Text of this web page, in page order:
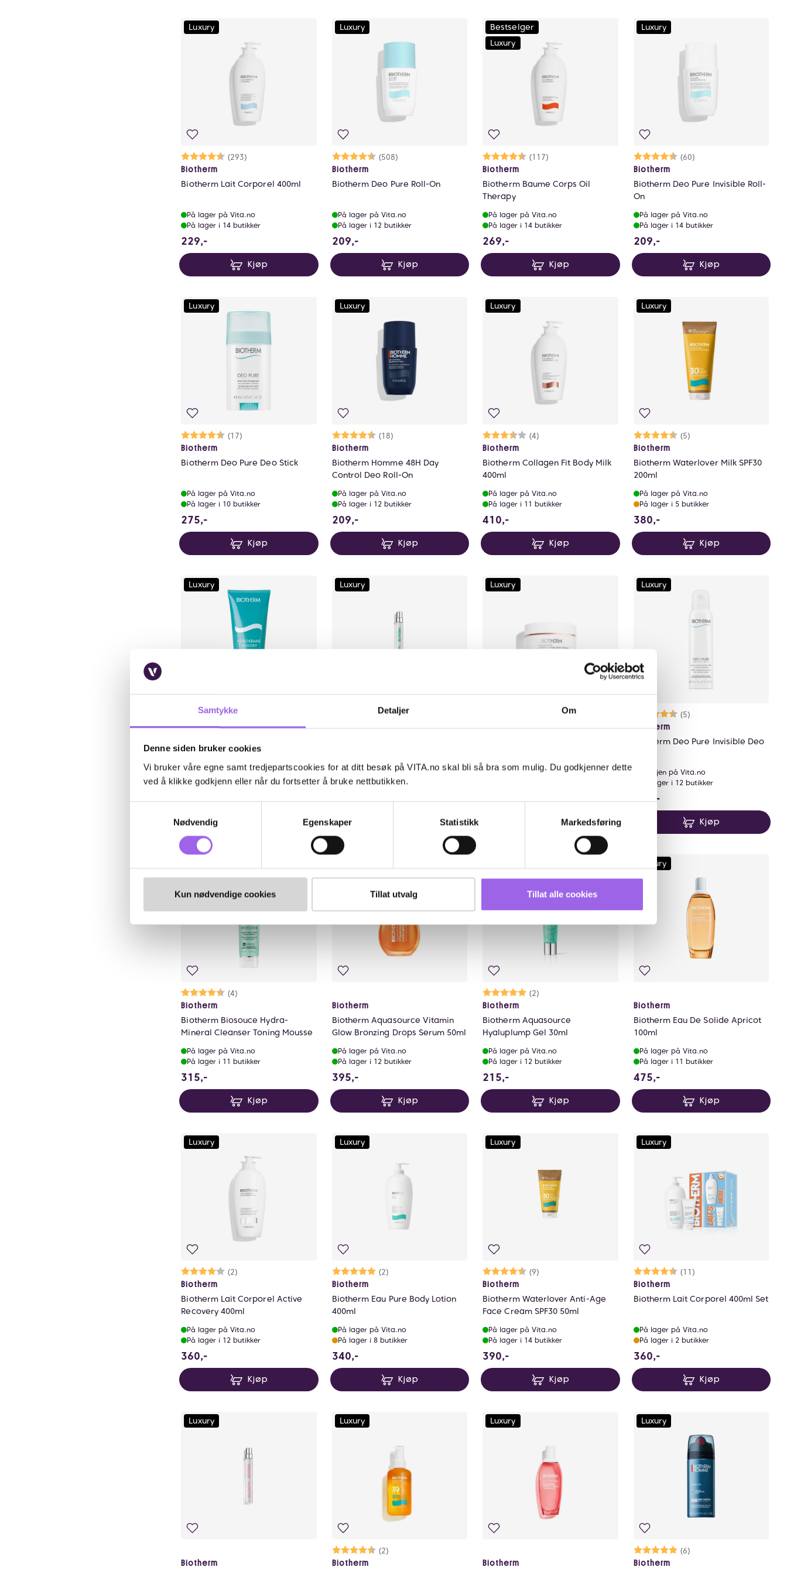
Samtykke Detaljer Om
Denne siden bruker cookies
Vi bruker våre egne samt tredjepartscookies for at ditt besøk på VITA.no skal bli så bra som mulig. Du godkjenner dette
ved å klikke godkjenn eller når du fortsetter å bruke nettbutikken.
Nødvendig
Egenskaper Statistikk Markedsføring
Kun nødvendige cookies Tillat utvalg Tillat alle cookies
Luxury
Karakter:
(293)
4.7 av 5 mulige
Biotherm
Biotherm Lait Corporel 400ml
På lager på Vita.no
På lager i 14 butikker
229,-
Kjøp
Luxury
Karakter:
(508)
4.8 av 5 mulige
Biotherm
Biotherm Deo Pure Roll-On
På lager på Vita.no
På lager i 12 butikker
209,-209 NOK
Kjøp
Bestselger
Luxury
Karakter:
(117)
4.8 av 5 mulige
Biotherm
Biotherm Baume Corps Oil
Therapy
På lager på Vita.no
På lager i 14 butikker
269,-
Kjøp
Luxury
Karakter:
(60)
4.7 av 5 mulige
Biotherm
Biotherm Deo Pure Invisible Roll-
On
På lager på Vita.no
På lager i 14 butikker
209,-209 NOK
Kjøp
Luxury
Karakter:
(17)
4.8 av 5 mulige
Biotherm
Biotherm Deo Pure Deo Stick
På lager på Vita.no
På lager i 10 butikker
275,-
Kjøp
Luxury
Karakter:
(18)
4.8 av 5 mulige
Biotherm
Biotherm Homme 48H Day
Control Deo Roll-On
På lager på Vita.no
På lager i 12 butikker
209,-209 NOK
Kjøp
Luxury
Karakter:
(4)
3.8 av 5 mulige
Biotherm
Biotherm Collagen Fit Body Milk
400ml
På lager på Vita.no
På lager i 11 butikker
410,-
Kjøp
Luxury
Karakter:
(5)
4.4 av 5 mulige
Biotherm
Biotherm Waterlover Milk SPF30
200ml
På lager på Vita.no
På lager i 5 butikker
380,-380 NOK
Kjøp
Luxury
Karakter:
(16)
4.6 av 5 mulige
Biotherm
Gel
På lager på Vita.no
På lager i 13 butikker
280,-
Luxury
Biotherm
Få igjen på Vita.no
På lager i 10 butikker
110,-
Luxury
Biotherm
På lager på Vita.no
550,-
Kjøp
Luxury
Karakter:
(5)
4.6 av 5 mulige
Biotherm
Biotherm Deo Pure Invisible Deo
Få igjen på Vita.no
På lager i 12 butikker
275,-275 NOK
Kjøp
Karakter:
(4)
4.8 av 5 mulige
Biotherm
Biotherm Biosouce Hydra-
Mineral Cleanser Toning Mousse
På lager på Vita.no
På lager i 11 butikker
315,-
Kjøp
Biotherm
Biotherm Aquasource Vitamin
Glow Bronzing Drops Serum 50ml
På lager på Vita.no
På lager i 12 butikker
395,-395 NOK
Kjøp
Karakter:
(2)
5.0 av 5 mulige
Biotherm
Biotherm Aquasource
Hyaluplump Gel 30ml
På lager på Vita.no
På lager i 12 butikker
215,-
Kjøp
Luxury
Biotherm
Biotherm Eau De Solide Apricot
100ml
På lager på Vita.no
På lager i 11 butikker
475,-475 NOK
Kjøp
Luxury
Karakter:
(2)
4.0 av 5 mulige
Biotherm
Biotherm Lait Corporel Active
Recovery 400ml
På lager på Vita.no
På lager i 12 butikker
360,-
Kjøp
Luxury
Karakter:
(2)
5.0 av 5 mulige
Biotherm
Biotherm Eau Pure Body Lotion
400ml
På lager på Vita.no
På lager i 8 butikker
340,-340 NOK
Kjøp
Luxury
Karakter:
(9)
4.8 av 5 mulige
Biotherm
Biotherm Waterlover Anti-Age
Face Cream SPF30 50ml
På lager på Vita.no
På lager i 14 butikker
390,-
Kjøp
Luxury
Karakter:
(11)
4.8 av 5 mulige
Biotherm
Biotherm Lait Corporel 400ml Set
På lager på Vita.no
På lager i 2 butikker
360,-360 NOK
Kjøp
Luxury
Biotherm
Luxury
Karakter:
(2)
4.5 av 5 mulige
Biotherm
Luxury
Biotherm
Luxury
Karakter:
(6)
5.0 av 5 mulige
Biotherm